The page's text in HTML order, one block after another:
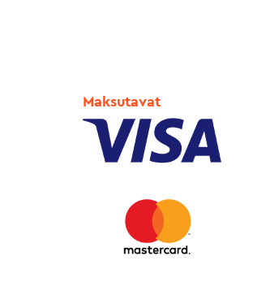
Maksutavat